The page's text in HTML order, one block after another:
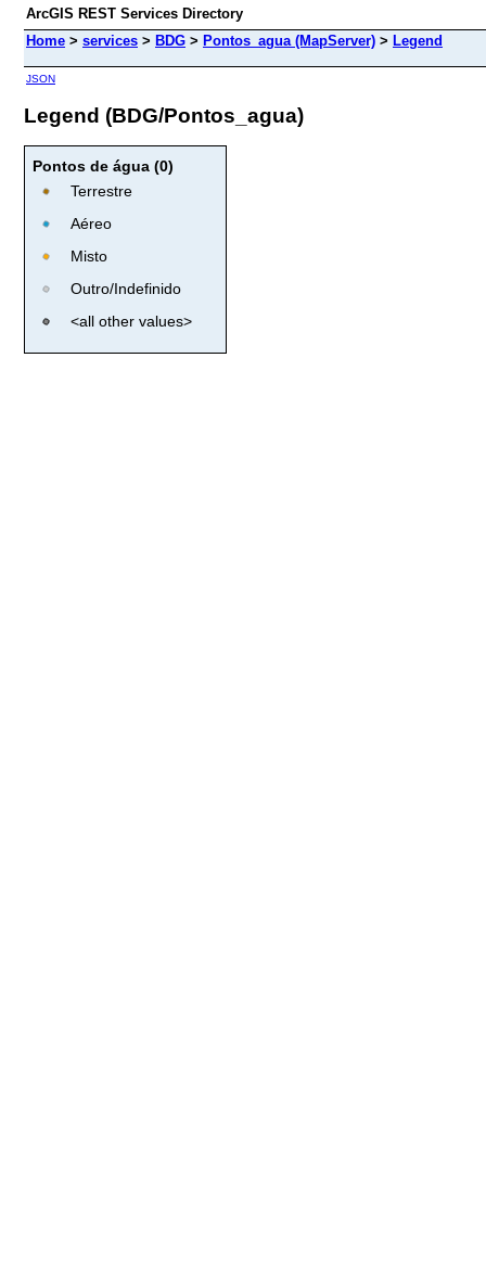
ArcGIS REST Services Directory
Home > services > BDG > Pontos_agua (MapServer) > Legend
JSON
Legend (BDG/Pontos_agua)
Pontos de água (0)
Terrestre
Aéreo
Misto
Outro/Indefinido
<all other values>